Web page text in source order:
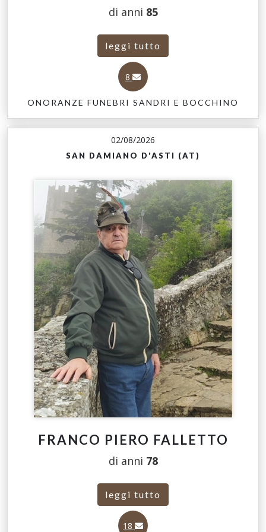
di anni 85
leggi tutto
8
ONORANZE FUNEBRI SANDRI E BOCCHINO
02/08/2026
SAN DAMIANO D'ASTI (AT)
FRANCO PIERO FALLETTO
di anni 78
leggi tutto
18